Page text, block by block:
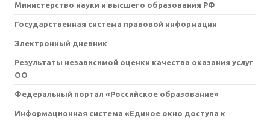
Министерство науки и высшего образования РФ
Государственная система правовой информации
Электронный дневник
Результаты независимой оценки качества оказания услуг
ОО
Федеральный портал «Российское образование»
Информационная система «Единое окно доступа к